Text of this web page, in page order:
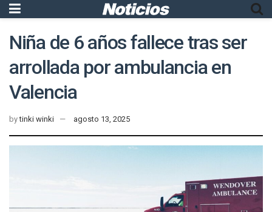
Niña de 6 años fallece tras ser
arrollada por ambulancia en
Valencia
by tinki winki agosto 13, 2025